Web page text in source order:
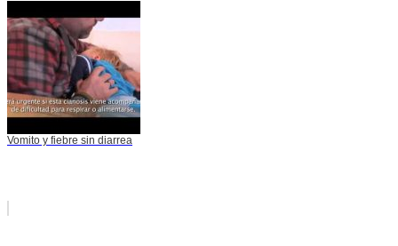
Vomito y fiebre sin diarrea